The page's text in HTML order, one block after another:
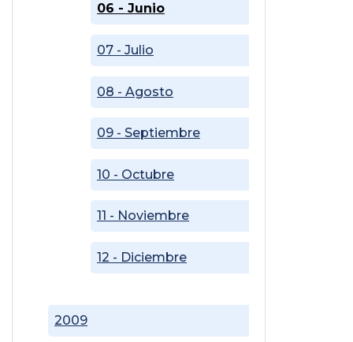
2009
06 - Junio
07 - Julio
08 - Agosto
09 - Septiembre
10 - Octubre
11 - Noviembre
12 - Diciembre